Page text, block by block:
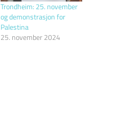
Trondheim: 25. november
og demonstrasjon for
Palestina
25. november 2024